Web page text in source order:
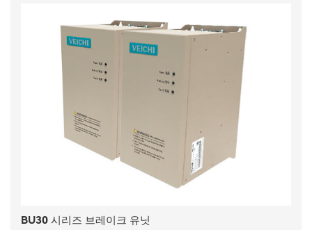
BU30 시리즈 브레이크 유닛